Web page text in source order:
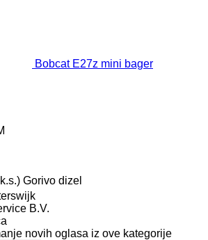
Bobcat E27z mini bager
Gorivo dizel
B.V.
novih oglasa iz ove kategorije